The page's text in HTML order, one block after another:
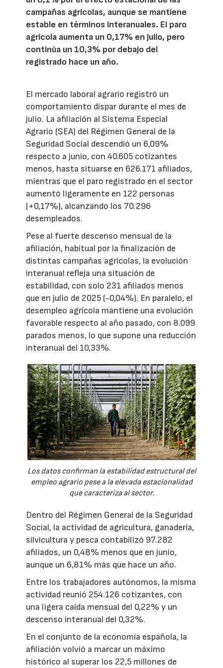
campañas agrícolas, aunque se mantiene
estable en términos interanuales. El paro
agrícola aumenta un 0,17% en julio, pero
continúa un 10,3% por debajo del
registrado hace un año.
El mercado laboral agrario registró un
comportamiento dispar durante el mes de
julio. La afiliación al Sistema Especial
Agrario (SEA) del Régimen General de la
Seguridad Social descendió un 6,09%
respecto a junio, con 40.605 cotizantes
menos, hasta situarse en 626.171 afiliados,
mientras que el paro registrado en el sector
aumentó ligeramente en 122 personas
(+0,17%), alcanzando los 70.296
desempleados.
Pese al fuerte descenso mensual de la
afiliación, habitual por la finalización de
distintas campañas agrícolas, la evolución
interanual refleja una situación de
estabilidad, con solo 231 afiliados menos
que en julio de 2025 (-0,04%). En paralelo, el
desempleo agrícola mantiene una evolución
favorable respecto al año pasado, con 8.099
parados menos, lo que supone una reducción
interanual del 10,33%.
Los datos confirman la estabilidad estructural del
empleo agrario pese a la elevada estacionalidad
que caracteriza al sector.
Dentro del Régimen General de la Seguridad
Social, la actividad de agricultura, ganadería,
silvicultura y pesca contabilizó 97.282
afiliados, un 0,48% menos que en junio,
aunque un 6,81% más que hace un año.
Entre los trabajadores autónomos, la misma
actividad reunió 254.126 cotizantes, con
una ligera caída mensual del 0,22% y un
descenso interanual del 0,32%.
En el conjunto de la economía española, la
afiliación volvió a marcar un máximo
histórico al superar los 22,5 millones de